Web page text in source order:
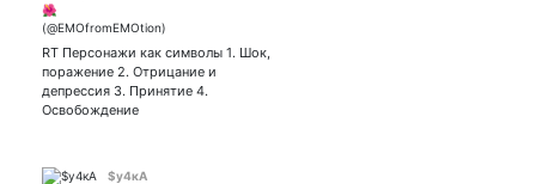
RT Персонажи как символы 1. Шок,
поражение 2. Отрицание и
депрессия 3. Принятие 4.
Освобождение
$y4кА